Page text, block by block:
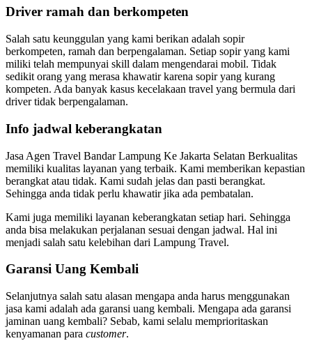
Driver ramah dan berkompeten
Salah satu keunggulan yang kami berikan adalah sopir
berkompeten, ramah dan berpengalaman. Setiap sopir yang kami
miliki telah mempunyai skill dalam mengendarai mobil. Tidak
sedikit orang yang merasa khawatir karena sopir yang kurang
kompeten. Ada banyak kasus kecelakaan travel yang bermula dari
driver tidak berpengalaman.
Info jadwal keberangkatan
Jasa Agen Travel Bandar Lampung Ke Jakarta Selatan Berkualitas
memiliki kualitas layanan yang terbaik. Kami memberikan kepastian
berangkat atau tidak. Kami sudah jelas dan pasti berangkat.
Sehingga anda tidak perlu khawatir jika ada pembatalan.
Kami juga memiliki layanan keberangkatan setiap hari. Sehingga
anda bisa melakukan perjalanan sesuai dengan jadwal. Hal ini
menjadi salah satu kelebihan dari Lampung Travel.
Garansi Uang Kembali
Selanjutnya salah satu alasan mengapa anda harus menggunakan
jasa kami adalah ada garansi uang kembali. Mengapa ada garansi
jaminan uang kembali? Sebab, kami selalu memprioritaskan
kenyamanan para customer.